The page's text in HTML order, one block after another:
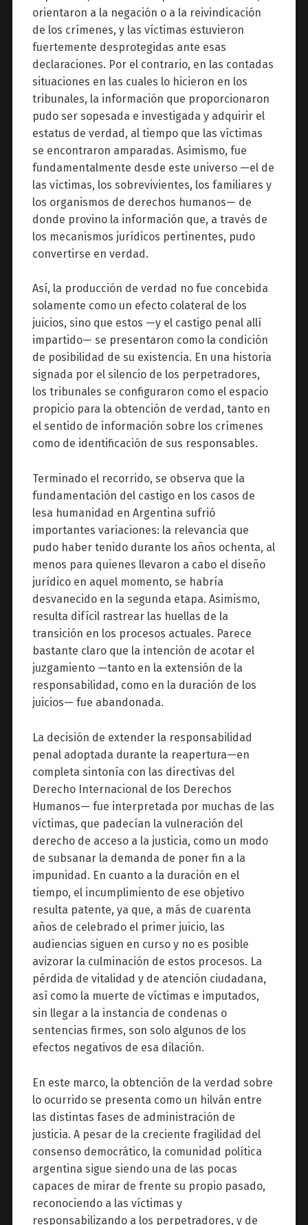
orientaron a la negación o a la reivindicación
de los crímenes, y las víctimas estuvieron
fuertemente desprotegidas ante esas
declaraciones. Por el contrario, en las contadas
situaciones en las cuales lo hicieron en los
tribunales, la información que proporcionaron
pudo ser sopesada e investigada y adquirir el
estatus de verdad, al tiempo que las víctimas
se encontraron amparadas. Asimismo, fue
fundamentalmente desde este universo —el de
las víctimas, los sobrevivientes, los familiares y
los organismos de derechos humanos— de
donde provino la información que, a través de
los mecanismos jurídicos pertinentes, pudo
convertirse en verdad.
Así, la producción de verdad no fue concebida
solamente como un efecto colateral de los
juicios, sino que estos —y el castigo penal allí
impartido— se presentaron como la condición
de posibilidad de su existencia. En una historia
signada por el silencio de los perpetradores,
los tribunales se configuraron como el espacio
propicio para la obtención de verdad, tanto en
el sentido de información sobre los crímenes
como de identificación de sus responsables.
Terminado el recorrido, se observa que la
fundamentación del castigo en los casos de
lesa humanidad en Argentina sufrió
importantes variaciones: la relevancia que
pudo haber tenido durante los años ochenta, al
menos para quienes llevaron a cabo el diseño
jurídico en aquel momento, se habría
desvanecido en la segunda etapa. Asimismo,
resulta difícil rastrear las huellas de la
transición en los procesos actuales. Parece
bastante claro que la intención de acotar el
juzgamiento —tanto en la extensión de la
responsabilidad, como en la duración de los
juicios— fue abandonada.
La decisión de extender la responsabilidad
penal adoptada durante la reapertura—en
completa sintonía con las directivas del
Derecho Internacional de los Derechos
Humanos— fue interpretada por muchas de las
víctimas, que padecían la vulneración del
derecho de acceso a la justicia, como un modo
de subsanar la demanda de poner fin a la
impunidad. En cuanto a la duración en el
tiempo, el incumplimiento de ese objetivo
resulta patente, ya que, a más de cuarenta
años de celebrado el primer juicio, las
audiencias siguen en curso y no es posible
avizorar la culminación de estos procesos. La
pérdida de vitalidad y de atención ciudadana,
así como la muerte de víctimas e imputados,
sin llegar a la instancia de condenas o
sentencias firmes, son solo algunos de los
efectos negativos de esa dilación.
En este marco, la obtención de la verdad sobre
lo ocurrido se presenta como un hilván entre
las distintas fases de administración de
justicia. A pesar de la creciente fragilidad del
consenso democrático, la comunidad política
argentina sigue siendo una de las pocas
capaces de mirar de frente su propio pasado,
reconociendo a las víctimas y
responsabilizando a los perpetradores, y de